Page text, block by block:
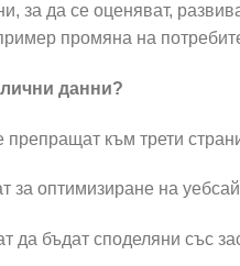
за да се оценяват,
промяна на
данни?
към трети
за оптимизиране на
да бъдат споделяни със